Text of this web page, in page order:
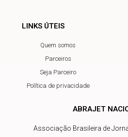
LINKS ÚTEIS
Quem somos
Parceiros
Seja Parceiro
Política de privacidade
ABRAJET
Associação Brasileira de